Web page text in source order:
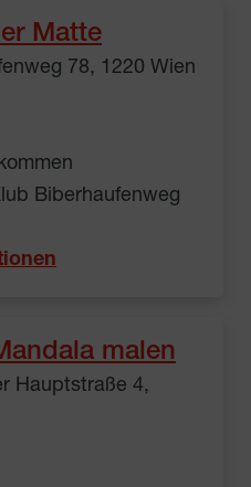
Matte
78, 1220 Wien
Biberhaufenweg
malen
Hauptstraße 4,